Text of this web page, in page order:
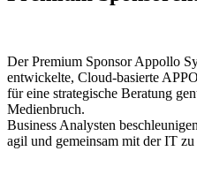
Der Premium Sponsor Appollo
entwickelte, Cloud-basierte
für eine strategische Beratung
Medienbruch.
Business Analysten
agil und gemeinsam mit der IT